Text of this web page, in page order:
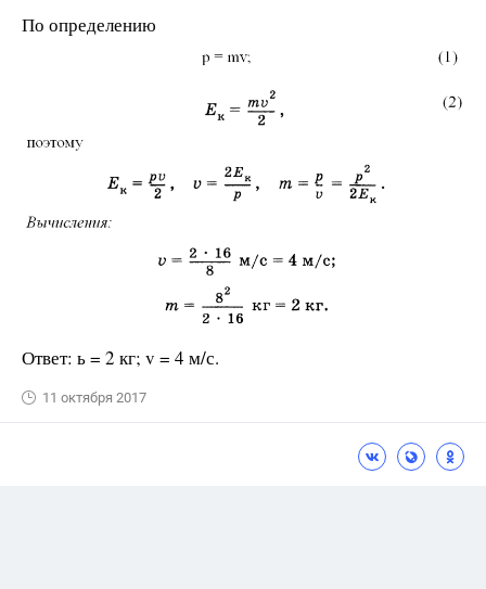
По определению
Ответ: ь = 2 кг; v = 4 м/с.
11 октября 2017